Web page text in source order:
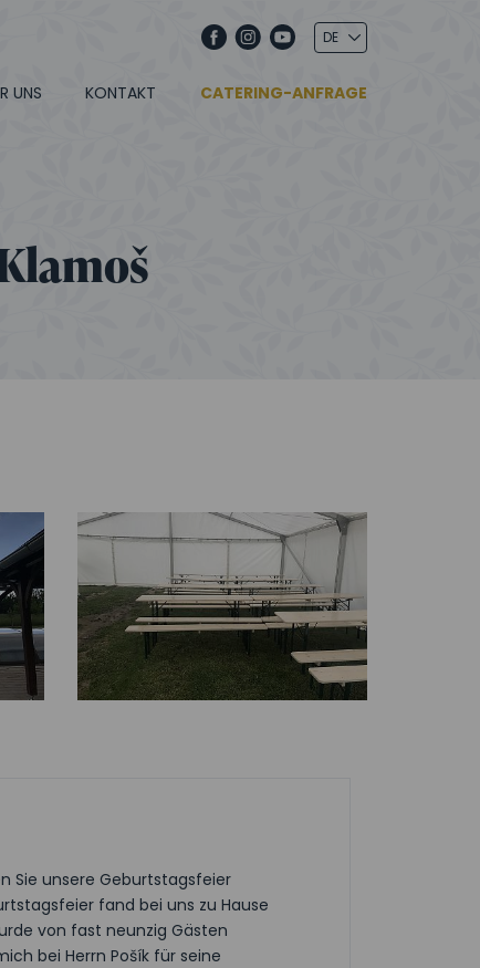
CATERING-ANFRAGE
UNS KONTAKT
Sie unsere Geburtstagsfeier
fand bei uns zu Hause
von fast neunzig Gästen
bei Herrn Pošík für seine